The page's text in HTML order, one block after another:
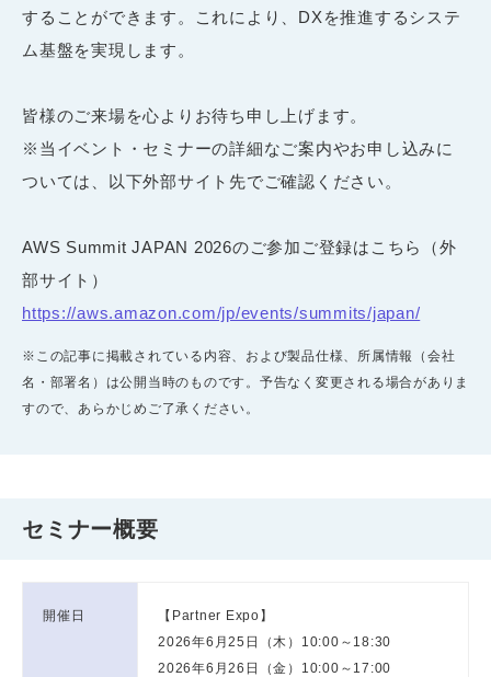
することができます。これにより、DXを推進するシステ
ム基盤を実現します。
皆様のご来場を心よりお待ち申し上げます。
※当イベント・セミナーの詳細なご案内やお申し込みに
ついては、以下外部サイト先でご確認ください。
AWS Summit JAPAN 2026のご参加ご登録はこちら（外
部サイト）
https://aws.amazon.com/jp/events/summits/japan/
※この記事に掲載されている内容、および製品仕様、所属情報（会社
名・部署名）は公開当時のものです。予告なく変更される場合がありま
すので、あらかじめご了承ください。
セミナー概要
開催日
【Partner Expo】
2026年6月25日（木）10:00～18:30
2026年6月26日（金）10:00～17:00